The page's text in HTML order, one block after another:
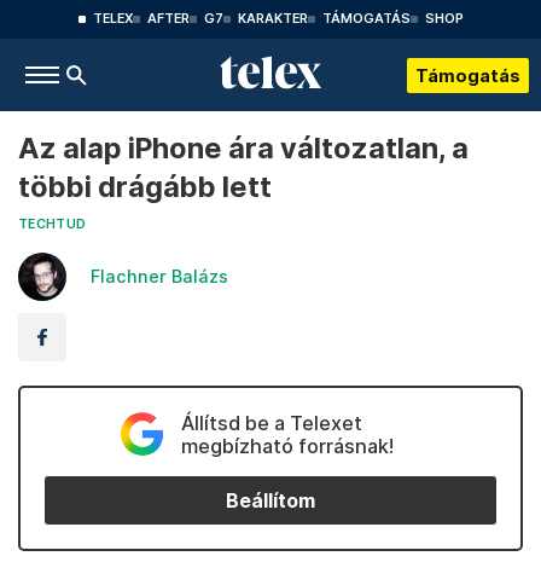
TELEX AFTER G7 KARAKTER TÁMOGATÁS SHOP
Támogatás
Az alap iPhone ára változatlan, a
többi drágább lett
TECHTUD
Flachner Balázs
Állítsd be a Telexet
megbízható forrásnak!
Beállítom